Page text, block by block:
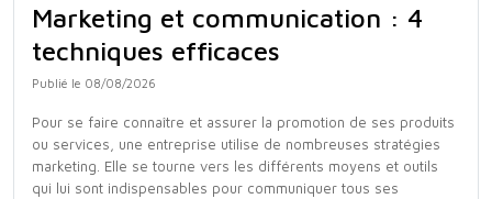
Marketing et communication : 4
techniques efficaces
Publié le 08/08/2026
Pour se faire connaître et assurer la promotion de ses produits
ou services, une entreprise utilise de nombreuses stratégies
marketing. Elle se tourne vers les différents moyens et outils
qui lui sont indispensables pour communiquer tous ses